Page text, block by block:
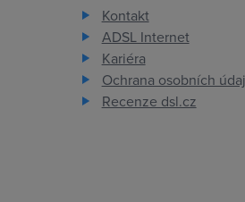
Kontakt
ADSL Internet
Kariéra
Ochrana osobních
Recenze dsl.cz